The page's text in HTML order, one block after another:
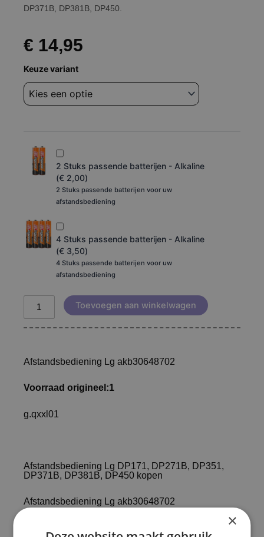
DP371B, DP381B, DP450.
€ 14,95
Keuze variant
2 Stuks passende batterijen - Alkaline
(€ 2,00)
2 Stuks passende batterijen voor uw
afstandsbediening
4 Stuks passende batterijen - Alkaline
(€ 3,50)
4 Stuks passende batterijen voor uw
afstandsbediening
Afstandsbediening
Lg
DP171,
DP271B,
DP450
aantal
Toevoegen aan winkelwagen
Afstandsbediening Lg akb30648702
Voorraad origineel:1
g.qxxl01
Afstandsbediening Lg DP171, DP271B, DP351,
DP371B, DP381B, DP450 kopen
Afstandsbediening Lg akb30648702
×